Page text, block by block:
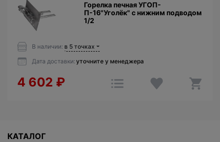
Горелка печная УГОП-
П-16"Уголёк" с нижним подводом
1/2
В наличии: в 5 точках
Дата доставки: уточните у менеджера
4 602 ₽
КАТАЛОГ